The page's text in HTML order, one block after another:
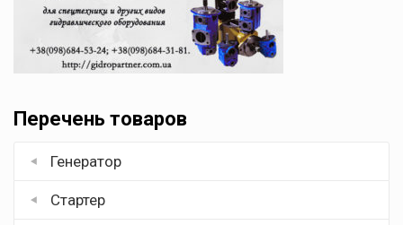
Перечень товаров
Генератор
Стартер